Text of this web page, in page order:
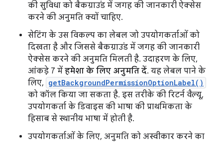
की सुविधा को बैकग्राउंड में जगह की जानकारी ऐक्सेस
करने की अनुमति क्यों चाहिए.
सेटिंग के उस विकल्प का लेबल जो उपयोगकर्ताओं को
दिखता है और जिससे बैकग्राउंड में जगह की जानकारी
ऐक्सेस करने की अनुमति मिलती है. उदाहरण के लिए,
आंकड़े 7 में हमेशा के लिए अनुमति दें. यह लेबल पाने के
लिए, getBackgroundPermissionOptionLabel()
को कॉल किया जा सकता है. इस तरीके की रिटर्न वैल्यू,
उपयोगकर्ता के डिवाइस की भाषा की प्राथमिकता के
हिसाब से स्थानीय भाषा में होती है.
उपयोगकर्ताओं के लिए, अनुमति को अस्वीकार करने का